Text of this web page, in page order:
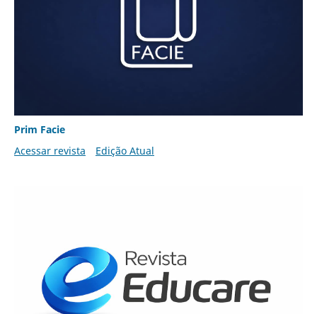
Prim Facie
Acessar revista
Edição Atual